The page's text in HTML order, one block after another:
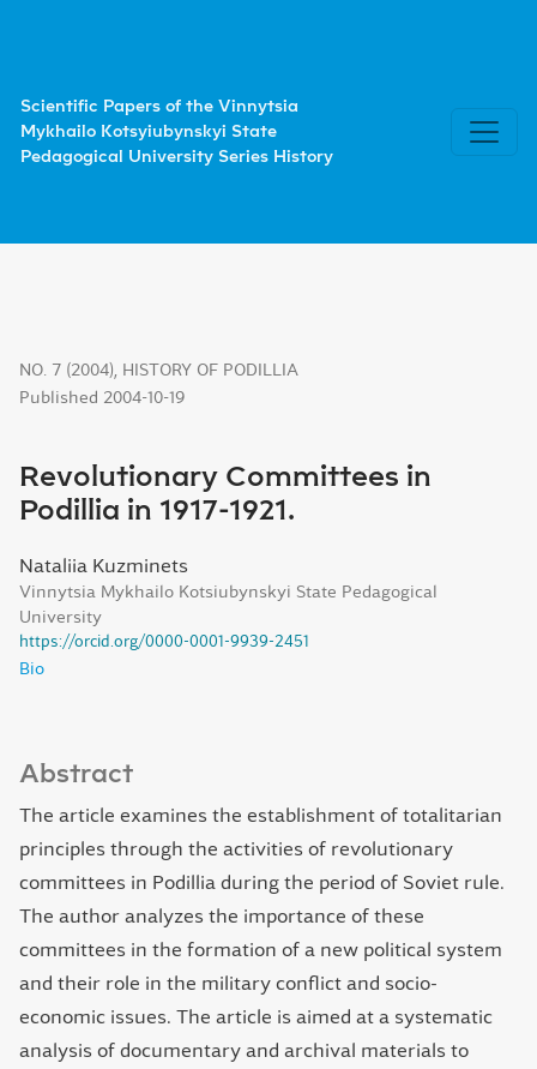
Scientific Papers of the Vinnytsia
Mykhailo Kotsyiubynskyi State
Pedagogical University Series History
NO. 7 (2004) HISTORY OF PODILLIA
Revolutionary Committees in
Podillia in 1917-1921.
Published 2004-10-19
Nataliia Kuzminets
Vinnytsia Mykhailo Kotsiubynskyi State Pedagogical
University
https://orcid.org/0000-0001-9939-2451
Bio
Abstract
The article examines the establishment of totalitarian
principles through the activities of revolutionary
committees in Podillia during the period of Soviet rule.
The author analyzes the importance of these
committees in the formation of a new political system
and their role in the military conflict and socio-
economic issues. The article is aimed at a systematic
analysis of documentary and archival materials to